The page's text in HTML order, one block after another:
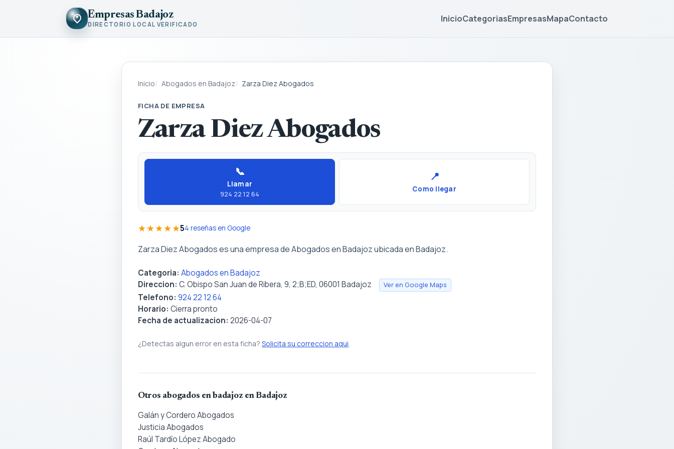
Empresas Badajoz
DIRECTORIO LOCAL VERIFICADO
InicioCategoriasEmpresasMapaContacto
Inicio Abogados en Badajoz Zarza Diez Abogados
FICHA DE EMPRESA
Zarza Diez Abogados
📞
Llamar
924 22 12 64
📍
Como llegar
★★★★★54 reseñas en Google
Zarza Diez Abogados es una empresa de Abogados en Badajoz ubicada en Badajoz.
Categoria: Abogados en Badajoz
Direccion: C. Obispo San Juan de Ribera, 9, 2;B;ED, 06001 Badajoz Ver en Google Maps
Telefono: 924 22 12 64
Horario: Cierra pronto
Fecha de actualizacion: 2026-04-07
¿Detectas algun error en esta ficha? Solicita su correccion aqui
Otros abogados en badajoz en Badajoz
Galán y Cordero Abogados
Justicia Abogados
Raúl Tardío López Abogado